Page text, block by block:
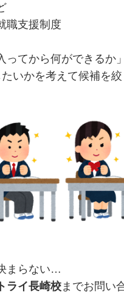
職支援制度
ってから何ができるか
いかを考えて候補を
まらない…
ライ長崎校 までお問い